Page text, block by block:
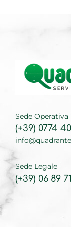
Sede Operativa
(+39) 0774
Sede Legale
(+39) 06 89